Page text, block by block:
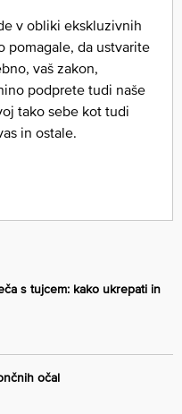
v obliki ekskluzivnih
pomagale, da ustvarite
vaš zakon,
podprete tudi naše
tako sebe kot tudi
in ostale.
s tujcem: kako ukrepati in
očal